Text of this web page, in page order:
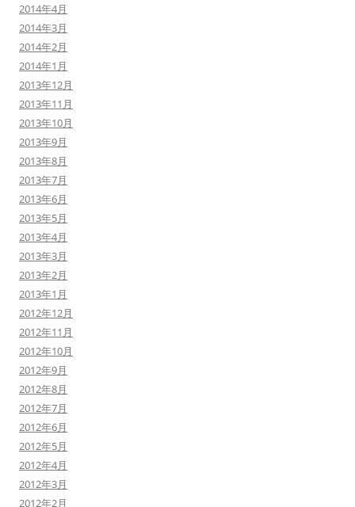
2014年4月
2014年3月
2014年2月
2014年1月
2013年12月
2013年11月
2013年10月
2013年9月
2013年8月
2013年7月
2013年6月
2013年5月
2013年4月
2013年3月
2013年2月
2013年1月
2012年12月
2012年11月
2012年10月
2012年9月
2012年8月
2012年7月
2012年6月
2012年5月
2012年4月
2012年3月
2012年2月